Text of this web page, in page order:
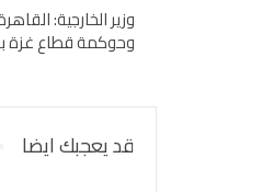
وزير الخارجية:
وحوكمة قطاع غزة
قد يعجبك ايضا